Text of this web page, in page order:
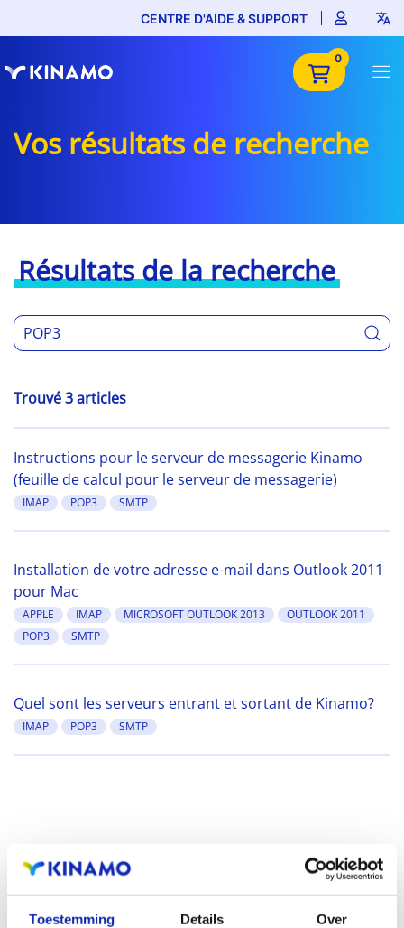
Toestemming Details Over
CENTRE D'AIDE & SUPPORT
0
Vos résultats de recherche
Résultats de la recherche
Trouvé 3 articles
Instructions pour le serveur de messagerie Kinamo
(feuille de calcul pour le serveur de messagerie)
IMAP POP3 SMTP
Installation de votre adresse e-mail dans Outlook 2011
pour Mac
APPLE IMAP MICROSOFT OUTLOOK 2013
OUTLOOK 2011
POP3
SMTP
Quel sont les serveurs entrant et sortant de Kinamo?
IMAP POP3 SMTP